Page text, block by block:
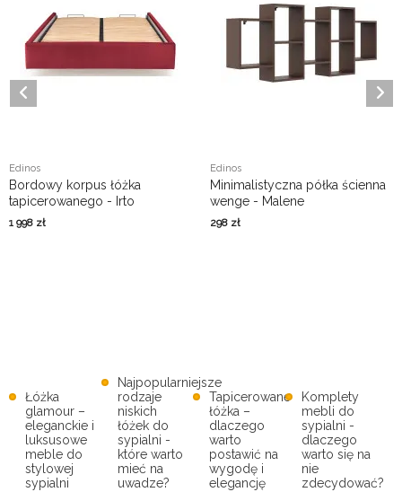
Edinos
Bordowy korpus łóżka
tapicerowanego - Irto
1 998 zł
Edinos
Minimalistyczna półka ścienna
wenge - Malene
298 zł
Łóżka
glamour –
eleganckie i
luksusowe
meble do
stylowej
sypialni
Najpopularniejsze
rodzaje
niskich
łóżek do
sypialni -
które warto
mieć na
uwadze?
Tapicerowane
łóżka –
dlaczego
warto
postawić na
wygodę i
elegancję
Komplety
mebli do
sypialni -
dlaczego
warto się na
nie
zdecydować?